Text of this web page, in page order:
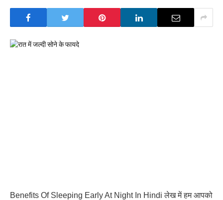
Benefits Of Sleeping Early At Night In Hindi लेख में हम आपको